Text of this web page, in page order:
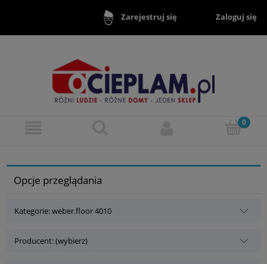
Zarejestruj się Zaloguj się
Opcje przeglądania
Kategorie: weber.floor 4010
Producent: (wybierz)